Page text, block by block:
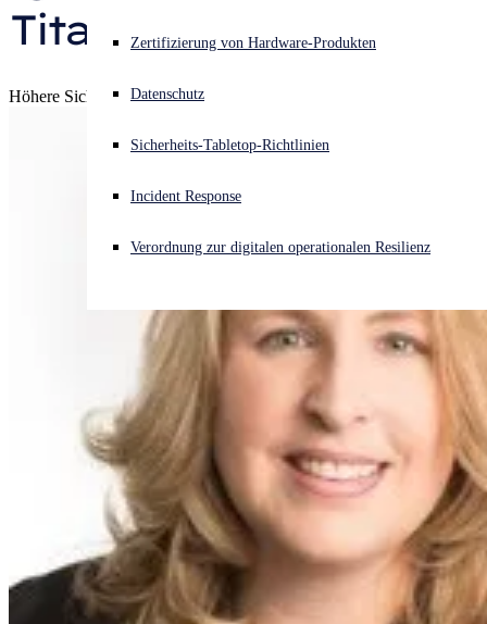
Akuter Cyberangriff? Fordern Sie Sofort-Hilfe an
Open language switcher
Zertifizierung von Hardware-Produkten
Datenschutz
Sicherheits-Tabletop-Richtlinien
Incident Response
Verordnung zur digitalen operationalen Resilienz
Titanium-Partner aus.
Höhere Sicherheit. Höhere Rewards.